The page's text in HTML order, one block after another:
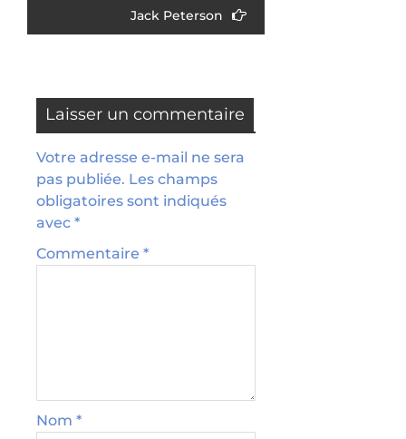
Jack Peterson
Laisser un commentaire
Votre adresse e-mail ne sera
pas publiée. Les champs
obligatoires sont indiqués
avec *
Commentaire *
Nom *